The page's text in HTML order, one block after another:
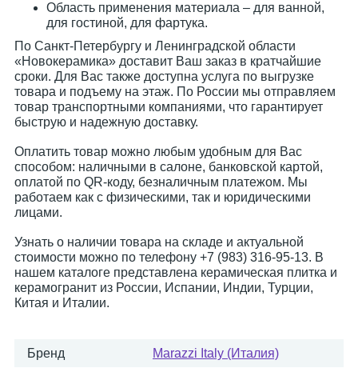
Область применения материала – для ванной,
для гостиной, для фартука.
По Санкт-Петербургу и Ленинградской области
«Новокерамика» доставит Ваш заказ в кратчайшие
сроки. Для Вас также доступна услуга по выгрузке
товара и подъему на этаж. По России мы отправляем
товар транспортными компаниями, что гарантирует
быструю и надежную доставку.
Оплатить товар можно любым удобным для Вас
способом: наличными в салоне, банковской картой,
оплатой по QR-коду, безналичным платежом. Мы
работаем как с физическими, так и юридическими
лицами.
Узнать о наличии товара на складе и актуальной
стоимости можно по телефону +7 (983) 316-95-13. В
нашем каталоге представлена керамическая плитка и
керамогранит из России, Испании, Индии, Турции,
Китая и Италии.
Бренд Marazzi Italy (Италия)